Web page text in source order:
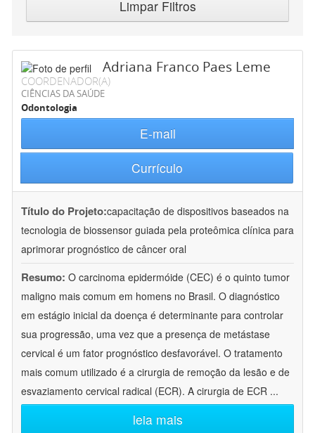
Limpar Filtros
Adriana Franco Paes Leme
COORDENADOR(A)
CIÊNCIAS DA SAÚDE
Odontologia
E-mail
Currículo
Título do Projeto:capacitação de dispositivos baseados na
tecnologia de biossensor guiada pela proteômica clínica para
aprimorar prognóstico de câncer oral
Resumo: O carcinoma epidermóide (CEC) é o quinto tumor
maligno mais comum em homens no Brasil. O diagnóstico
em estágio inicial da doença é determinante para controlar
sua progressão, uma vez que a presença de metástase
cervical é um fator prognóstico desfavorável. O tratamento
mais comum utilizado é a cirurgia de remoção da lesão e de
esvaziamento cervical radical (ECR). A cirurgia de ECR ...
leia mais